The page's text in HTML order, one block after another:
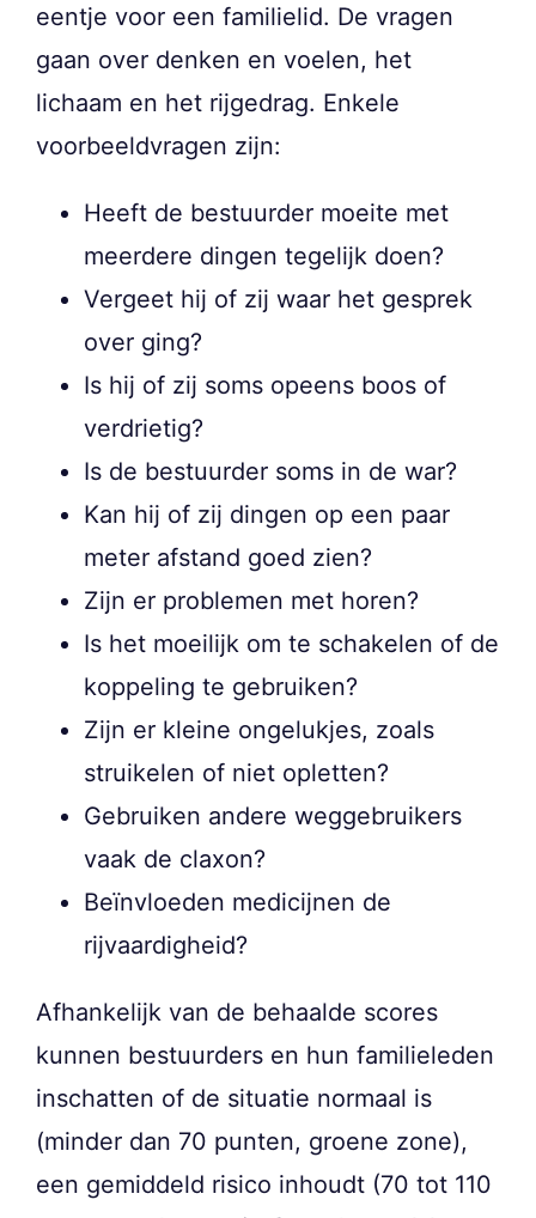
eentje voor een familielid. De vragen
gaan over denken en voelen, het
lichaam en het rijgedrag. Enkele
voorbeeldvragen zijn:
Heeft de bestuurder moeite met
meerdere dingen tegelijk doen?
Vergeet hij of zij waar het gesprek
over ging?
Is hij of zij soms opeens boos of
verdrietig?
Is de bestuurder soms in de war?
Kan hij of zij dingen op een paar
meter afstand goed zien?
Zijn er problemen met horen?
Is het moeilijk om te schakelen of de
koppeling te gebruiken?
Zijn er kleine ongelukjes, zoals
struikelen of niet opletten?
Gebruiken andere weggebruikers
vaak de claxon?
Beïnvloeden medicijnen de
rijvaardigheid?
Afhankelijk van de behaalde scores
kunnen bestuurders en hun familieleden
inschatten of de situatie normaal is
(minder dan 70 punten, groene zone),
een gemiddeld risico inhoudt (70 tot 110